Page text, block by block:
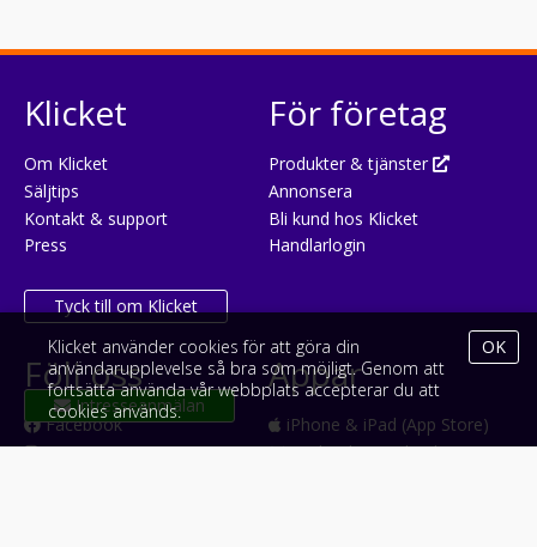
Intresseanmälan
Klicket
Om Klicket
Säljtips
Kontakt & support
Press
Tyck till om Klicket
För företag
Produkter & tjänster
Annonsera
Bli kund hos Klicket
Handlarlogin
Följ oss
Facebook
Instagram
Appar
iPhone & iPad (App Store)
Android (Google Play)
Klicket använder cookies för att göra din
användarupplevelse så bra som möjligt. Genom att
fortsätta använda vår webbplats accepterar du att
cookies används.
OK